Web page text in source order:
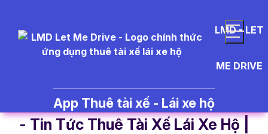
LMD - LET
ME DRIVE
App Thuê tài xế - Lái xe hộ
- Tin Tức Thuê Tài Xế Lái Xe Hộ |